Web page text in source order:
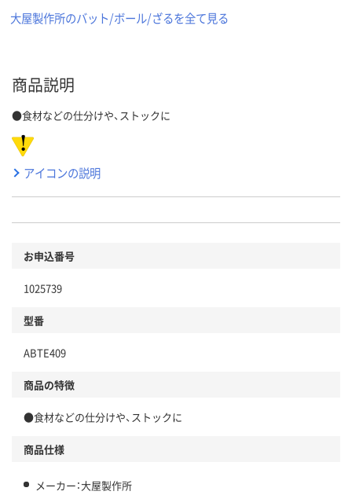
大屋製作所のバット/ボール/ざるを全て見る
商品説明
●食材などの仕分けや、ストックに
アイコンの説明
お申込番号
1025739
型番
ABTE409
商品の特徴
●食材などの仕分けや、ストックに
商品仕様
メーカー：大屋製作所